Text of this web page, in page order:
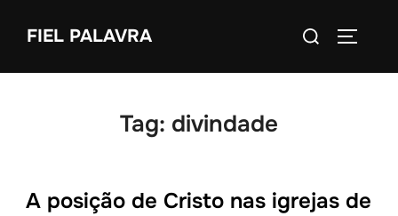
FIEL PALAVRA
Pesquisar
Tag: divindade
A posição de Cristo nas igrejas de